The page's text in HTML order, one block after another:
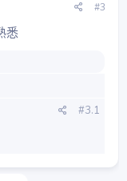
#3
悉
#3.1